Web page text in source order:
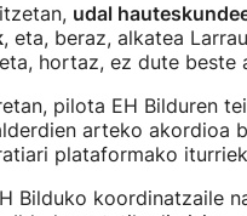
udal
, eta, beraz, alkatea
hortaz, ez dute beste
pilota EH Bilduren
arteko akordioa
plataformako
Bilduko koordinatzaile